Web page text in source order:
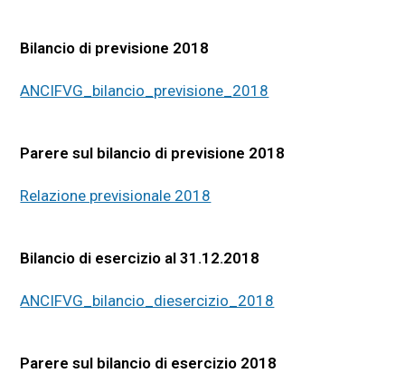
Bilancio di previsione 2018
ANCIFVG_bilancio_previsione_2018
Parere sul bilancio di previsione 2018
Relazione previsionale 2018
Bilancio di esercizio al 31.12.2018
ANCIFVG_bilancio_diesercizio_2018
Parere sul bilancio di esercizio 2018